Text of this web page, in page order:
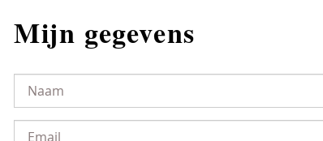
Mijn gegevens